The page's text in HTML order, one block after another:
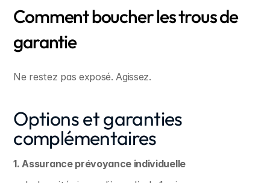
Comment boucher les trous de
garantie
Ne restez pas exposé. Agissez.
Options et garanties
complémentaires
1. Assurance prévoyance individuelle